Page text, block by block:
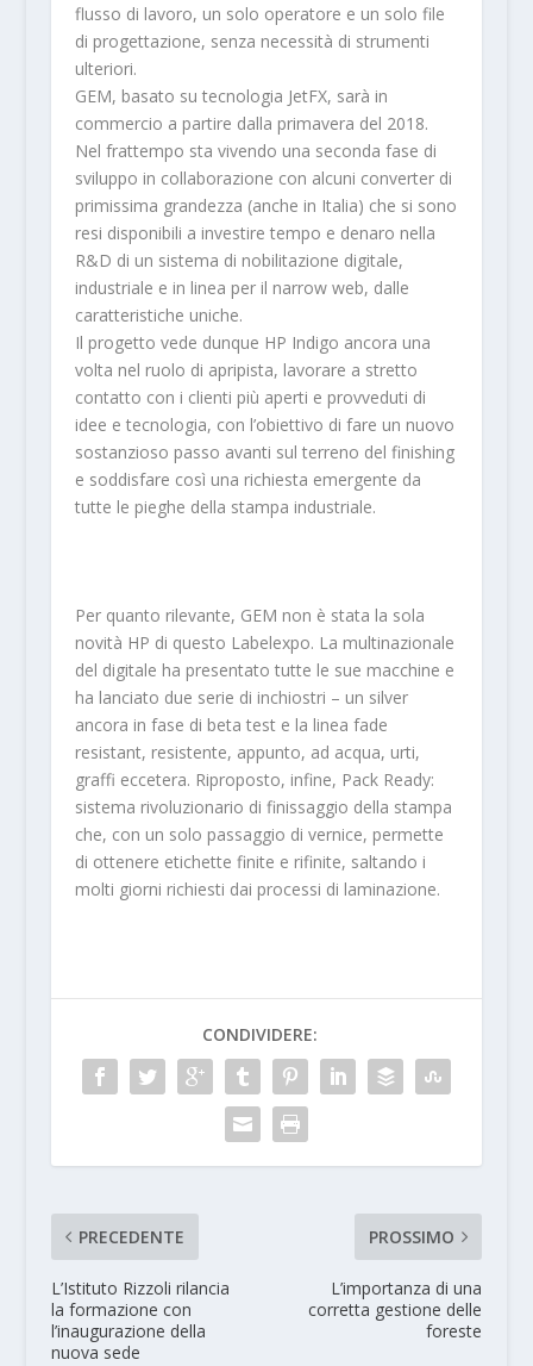
flusso di lavoro, un solo operatore e un solo file
di progettazione, senza necessità di strumenti
ulteriori.
GEM, basato su tecnologia JetFX, sarà in
commercio a partire dalla primavera del 2018.
Nel frattempo sta vivendo una seconda fase di
sviluppo in collaborazione con alcuni converter di
primissima grandezza (anche in Italia) che si sono
resi disponibili a investire tempo e denaro nella
R&D di un sistema di nobilitazione digitale,
industriale e in linea per il narrow web, dalle
caratteristiche uniche.
Il progetto vede dunque HP Indigo ancora una
volta nel ruolo di apripista, lavorare a stretto
contatto con i clienti più aperti e provveduti di
idee e tecnologia, con l’obiettivo di fare un nuovo
sostanzioso passo avanti sul terreno del finishing
e soddisfare così una richiesta emergente da
tutte le pieghe della stampa industriale.
Per quanto rilevante, GEM non è stata la sola
novità HP di questo Labelexpo. La multinazionale
del digitale ha presentato tutte le sue macchine e
ha lanciato due serie di inchiostri – un silver
ancora in fase di beta test e la linea fade
resistant, resistente, appunto, ad acqua, urti,
graffi eccetera. Riproposto, infine, Pack Ready:
sistema rivoluzionario di finissaggio della stampa
che, con un solo passaggio di vernice, permette
di ottenere etichette finite e rifinite, saltando i
molti giorni richiesti dai processi di laminazione.
CONDIVIDERE:
PRECEDENTE
L’Istituto Rizzoli rilancia
la formazione con
l’inaugurazione della
nuova sede
PROSSIMO
L’importanza di una
corretta gestione delle
foreste